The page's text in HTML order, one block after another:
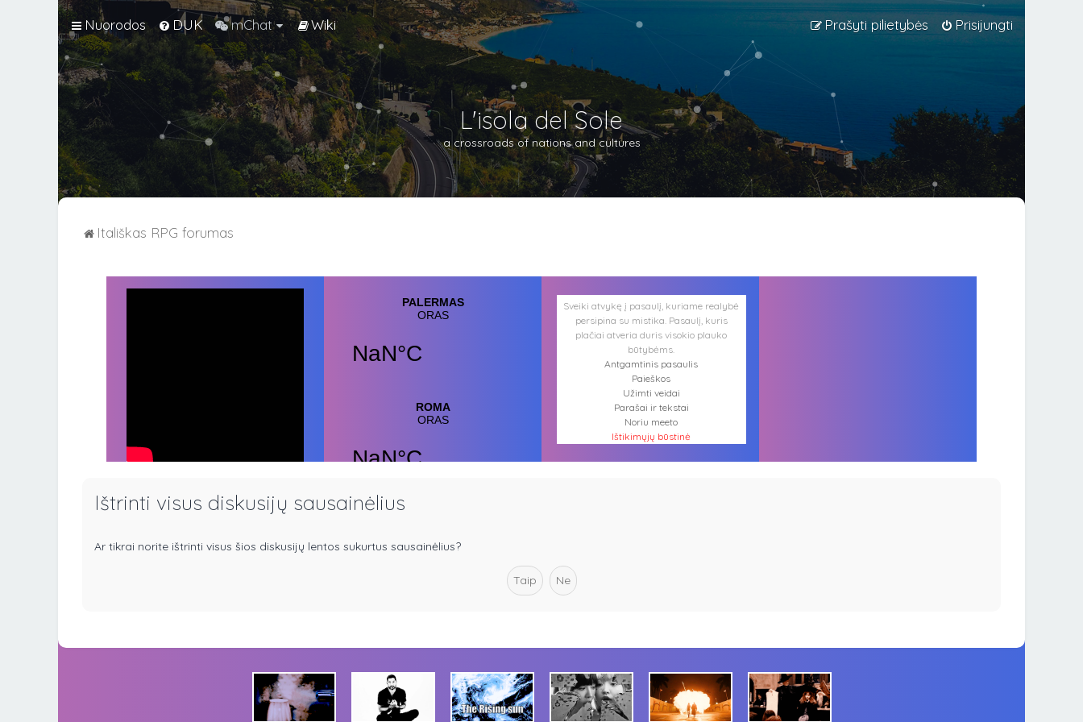
Nuorodos DUK mChat Wiki Prisijungti
Prašyti pilietybės
L'isola del Sole
a crossroads of nations and cultures
Itališkas RPG forumas
Sveiki atvykę į pasaulį, kuriame realybė
persipina su mistika. Pasaulį, kuris
plačiai atveria duris visokio plauko
būtybėms.
Antgamtinis pasaulis
Paieškos
Užimti veidai
Parašai ir tekstai
Noriu meeto
Ištikimųjų būstinė
Ištrinti visus diskusijų sausainėlius
Ar tikrai norite ištrinti visus šios diskusijų lentos sukurtus sausainėlius?